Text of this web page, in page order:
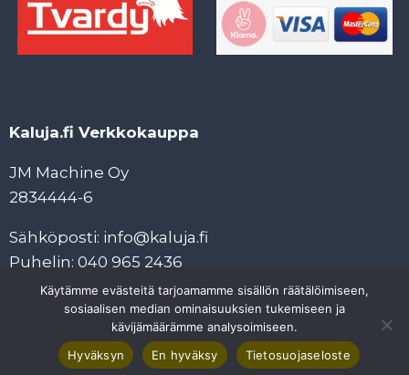
Kaluja.fi Verkkokauppa
JM Machine Oy
2834444-6
Sähköposti: info@kaluja.fi
Puhelin: 040 965 2436
Tietosuojaseloste
Tilaus- ja maksuehdot
Käytämme evästeitä tarjoamamme sisällön räätälöimiseen,
sosiaalisen median ominaisuuksien tukemiseen ja
kävijämäärämme analysoimiseen.
Hyväksyn
En hyväksy Tietosuojaseloste